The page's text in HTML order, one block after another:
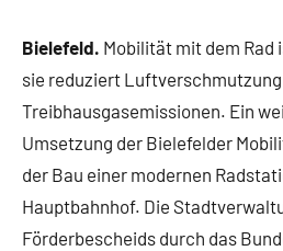
Bielefeld. Mobilität mit dem
sie reduziert Luftverschmutzung
Treibhausgasemissionen. Ein
Umsetzung der Bielefelder
der Bau einer modernen
Hauptbahnhof. Die
Förderbescheids durch das